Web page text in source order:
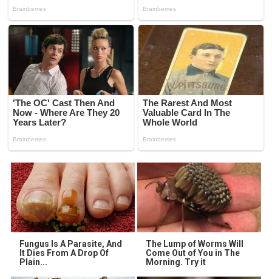
Fungus Is A Parasite, And
It Dies From A Drop Of
Plain...
The Lump of Worms Will
Come Out of You in The
Morning. Try it